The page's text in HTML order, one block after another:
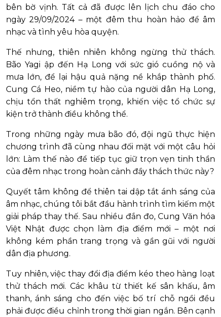
bên bờ vịnh. Tất cả đã được lên lịch chu đáo cho
ngày 29/09/2024 – một đêm thu hoàn hảo để âm
nhạc và tình yêu hòa quyện.
Thế nhưng, thiên nhiên không ngừng thử thách.
Bão Yagi ập đến Hạ Long với sức gió cuồng nộ và
mưa lớn, để lại hậu quả nặng nề khắp thành phố.
Cung Cá Heo, niềm tự hào của người dân Hạ Long,
chịu tổn thất nghiêm trọng, khiến việc tổ chức sự
kiện trở thành điều không thể.
Trong những ngày mưa bão đó, đội ngũ thực hiện
chương trình đã cùng nhau đối mặt với một câu hỏi
lớn: Làm thế nào để tiếp tục giữ trọn vẹn tinh thần
của đêm nhạc trong hoàn cảnh đầy thách thức này?
Quyết tâm không để thiên tai dập tắt ánh sáng của
âm nhạc, chúng tôi bắt đầu hành trình tìm kiếm một
giải pháp thay thế. Sau nhiều đắn đo, Cung Văn hóa
Việt Nhật được chọn làm địa điểm mới – một nơi
không kém phần trang trọng và gần gũi với người
dân địa phương.
Tuy nhiên, việc thay đổi địa điểm kéo theo hàng loạt
thử thách mới. Các khâu từ thiết kế sân khấu, âm
thanh, ánh sáng cho đến việc bố trí chỗ ngồi đều
phải được điều chỉnh trong thời gian ngắn. Bên cạnh